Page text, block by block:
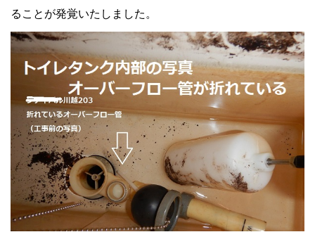
ることが発覚いたしました。